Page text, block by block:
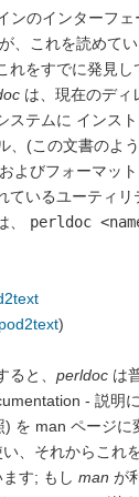
ンのインターフェ
、これを読めて
れをすでに発見し
は、現在のディ
ステムに インス
、(この文書のよ
よびフォーマッ
ているユーティリ
、 perldoc
pod2text)
ると、 perldocは
- 説明
) を man ページに
い、それからこれ
す; もし man が